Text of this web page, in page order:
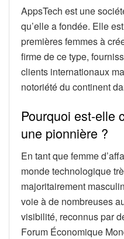
AppsTech est une
qu’elle a fondée. Elle
premières femmes à
firme de ce type,
clients internationaux
notoriété du continent
Pourquoi est-elle
une pionnière ?
En tant que femme
monde technologique
majoritairement
voie à de nombreuses
visibilité, reconnus par
Forum Économique